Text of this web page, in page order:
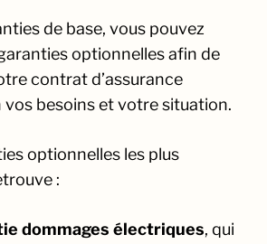
de base, vous pouvez
optionnelles afin de
contrat d’assurance
besoins et votre situation.
optionnelles les plus
:
dommages électriques, qui